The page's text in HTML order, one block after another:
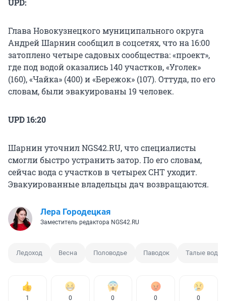
UPD:
Глава Новокузнецкого муниципального округа
Андрей Шарнин сообщил в соцсетях, что на 16:00
затоплено четыре садовых сообщества: «проект»,
где под водой оказались 140 участков, «Уголек»
(160), «Чайка» (400) и «Бережок» (107). Оттуда, по его
словам, были эвакуированы 19 человек.
UPD 16:20
Шарнин уточнил NGS42.RU, что специалисты
смогли быстро устранить затор. По его словам,
сейчас вода с участков в четырех СНТ уходит.
Эвакуированные владельцы дач возвращаются.
Лера Городецкая
Заместитель редактора NGS42.RU
Ледоход Весна Половодье Паводок Талые воды
1 0 0 0 0